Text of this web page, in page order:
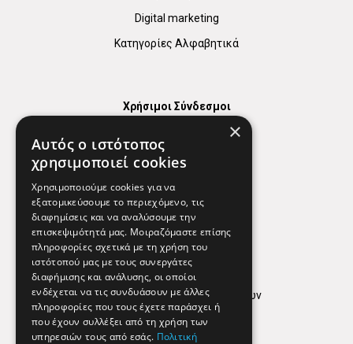
Digital marketing
Κατηγορίες Αλφαβητικά
Χρήσιμοι Σύνδεσμοι
Χρήσιμα Τηλέφωνα
Εφημερεύοντα Φαρμακεία
Απόρρητο
Όροι Χρήσης
Πολιτική προστασίας δεδομένων
Findhere
×
Αυτός ο ιστότοπος
χρησιμοποιεί cookies
Χρησιμοποιούμε cookies για να
εξατομικεύσουμε το περιεχόμενο, τις
διαφημίσεις και να αναλύσουμε την
επισκεψιμότητά μας. Μοιραζόμαστε επίσης
πληροφορίες σχετικά με τη χρήση του
ιστότοπού μας με τους συνεργάτες
διαφήμισης και ανάλυσης, οι οποίοι
ενδέχεται να τις συνδυάσουν με άλλες
πληροφορίες που τους έχετε παράσχει ή
που έχουν συλλέξει από τη χρήση των
υπηρεσιών τους από εσάς. Πολιτική